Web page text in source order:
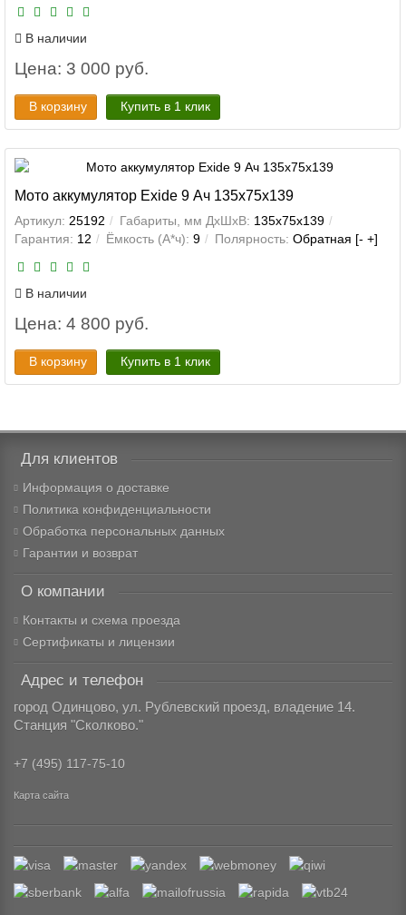
В наличии
Цена: 3 000 руб.
В корзину Купить в 1 клик
Мото аккумулятор Exide 9 Ач 135x75x139
Артикул: 25192 Габариты, мм ДхШхВ: 135x75x139
Гарантия: 12 Ёмкость (А*ч): 9 Полярность: Обратная [- +]
В наличии
Цена: 4 800 руб.
В корзину Купить в 1 клик
Для клиентов
Информация о доставке
Политика конфиденциальности
Обработка персональных данных
Гарантии и возврат
О компании
Контакты и схема проезда
Сертификаты и лицензии
Адрес и телефон
город Одинцово, ул. Рублевский проезд, владение 14.
Станция "Сколково."
+7 (495) 117-75-10
Карта сайта